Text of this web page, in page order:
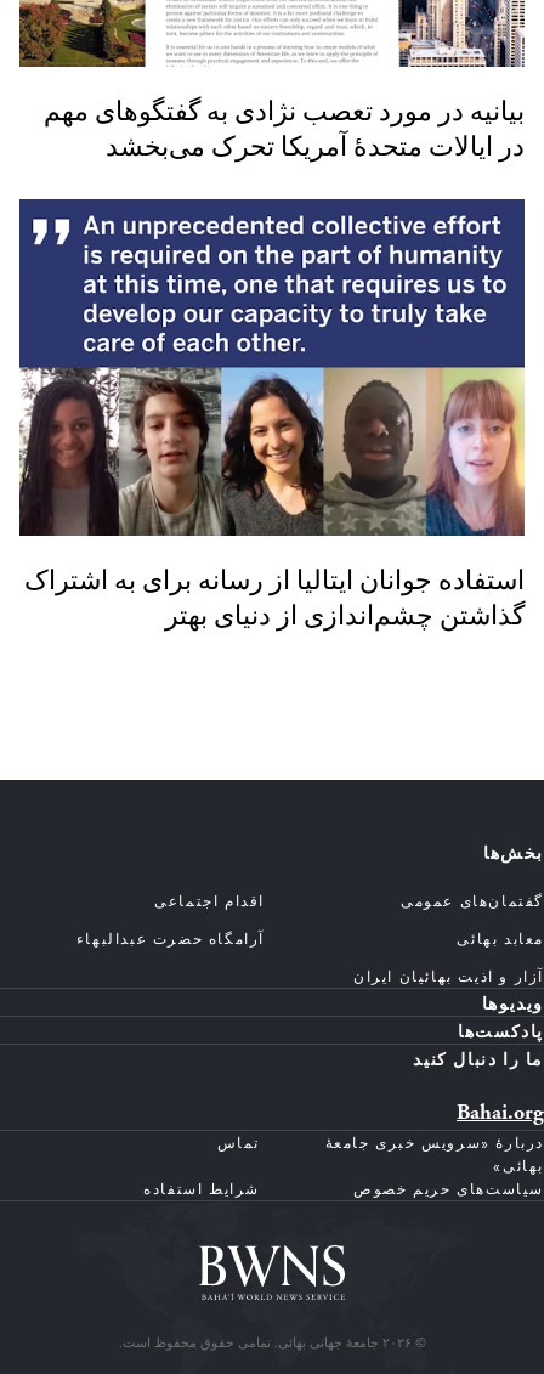
بیانیه‌ در مورد‌ تعصب نژادی به گفتگوهای مهم
در ایالات متحدهٔ آمریکا تحرک می‌بخشد
استفاده جوانان ایتالیا از رسانه‌ برای به اشتراک
گذاشتن چشم‌اندازی از دنیای بهتر
بخش‌ها
گفتمان‌های عمومی
اقدام اجتماعی
معابد بهائی
آرامگاه حضرت عبدالبهاء
آزار و اذیت بهائیان ایران
ویدیوها
پادکست‌ها
ما را دنبال کنید
Bahai.org
دربارهٔ «سرویس خبری جامعهٔ
بهائی»
تماس
سیاست‌های حریم خصوص شرایط استفاده
© ۲۰۲۶ جامعهٔ جهانی بهائی. تمامی حقوق محفوظ است.